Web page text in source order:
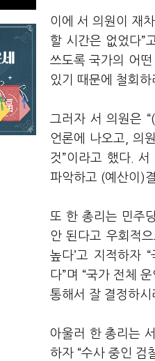
이에 서 의원이 재
할 시간은 없었다”
쓰도록 국가의 어
있기 때문에 철회하
그러자 서 의원은
언론에 나오고, 의
것”이라고 했다.
파악하고 (예산이)
또 한 총리는 민주
안 된다고 우회적
높다’고 지적하자
다”며 “국가 전체
통해서 잘 결정하시
아울러 한 총리는
하자 “수사 중인 검